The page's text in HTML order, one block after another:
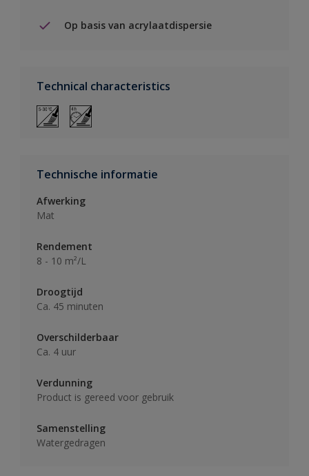
Op basis van acrylaatdispersie
Technical characteristics
Technische informatie
Afwerking
Mat
Rendement
8 - 10 m²/L
Droogtijd
Ca. 45 minuten
Overschilderbaar
Ca. 4 uur
Verdunning
Product is gereed voor gebruik
Samenstelling
Watergedragen